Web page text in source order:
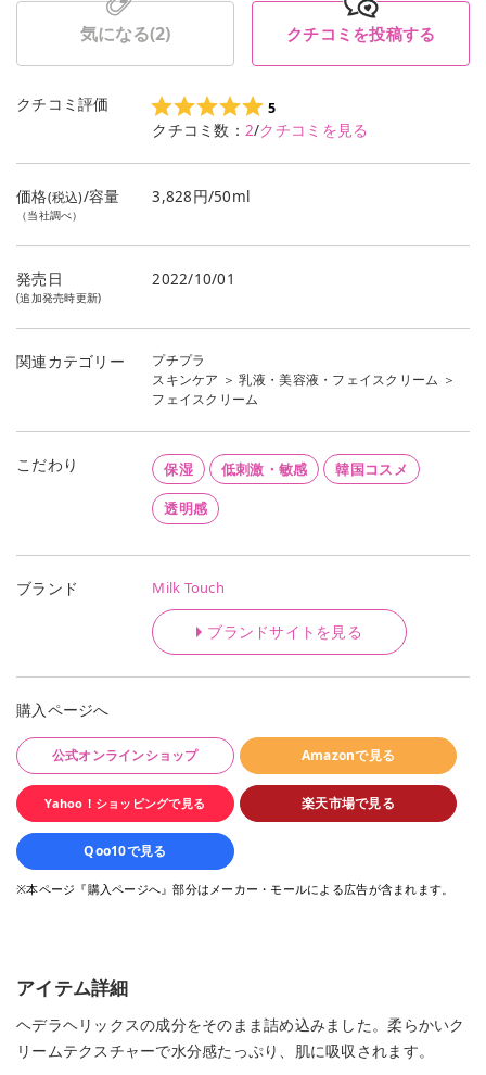
気になる(2) クチコミを投稿する
クチコミ評価 5
クチコミ数： 2/クチコミを見る
価格(税込)/容量
（当社調べ）
3,828円/50ml
発売日
(追加発売時更新)
2022/10/01
関連カテゴリー
プチプラ
スキンケア ＞乳液・美容液・フェイスクリーム ＞
フェイスクリーム
こだわり 保湿 低刺激・敏感 韓国コスメ
透明感
ブランド Milk Touch
ブランドサイトを見る
購入ページへ
公式オンラインショップ Amazonで見る
Yahoo！ショッピングで見る 楽天市場で見る
Qoo10で見る
※本ページ『購入ページへ』部分はメーカー・モールによる広告が含まれます。
アイテム詳細
ヘデラヘリックスの成分をそのまま詰め込みました。柔らかいク
リームテクスチャーで水分感たっぷり、肌に吸収されます。